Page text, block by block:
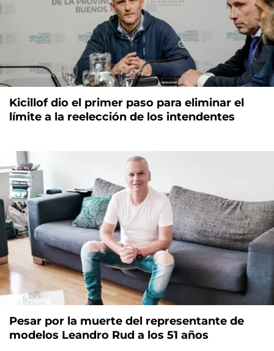
Kicillof dio el primer paso para eliminar el
límite a la reelección de los intendentes
Pesar por la muerte del representante de
modelos Leandro Rud a los 51 años